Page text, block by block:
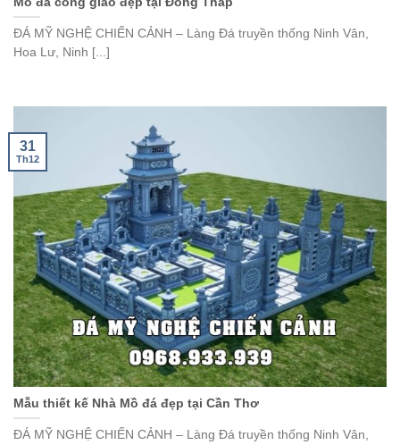
ĐÁ MỸ NGHỆ CHIẾN CẢNH – Làng Đá truyền thống Ninh Vân,
Hoa Lư, Ninh [...]
Mẫu thiết kế Nhà Mồ đá đẹp tại Cần Thơ
ĐÁ MỸ NGHỆ CHIẾN CẢNH – Làng Đá truyền thống Ninh Vân,
31
Th12